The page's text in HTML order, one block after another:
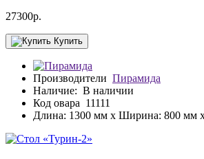
27300р.
Купить
Производители Пирамида
Наличие: В наличии
Код овара 11111
Длина: 1300 мм x Ширина: 800 мм